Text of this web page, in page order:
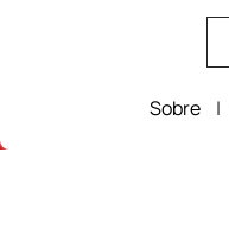
Sobre |